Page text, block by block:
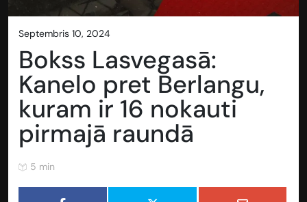
septembris 10, 2024
Bokss Lasvegasā:
Kanelo pret Berlangu,
kuram ir 16 nokauti
pirmajā raundā
5 min